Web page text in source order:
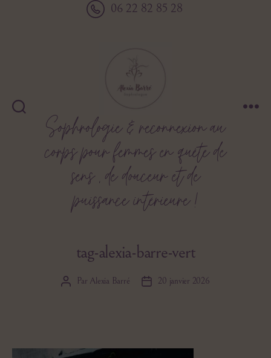
06 22 82 85 28
Barré
Sophrologie & reconnexion au
corps pour femmes en quête de
sens , de douceur et de
puissance intérieure !
tag-alexia-barre-vert
Auteur
Par Alexia Barré
Date20 janvier 2026